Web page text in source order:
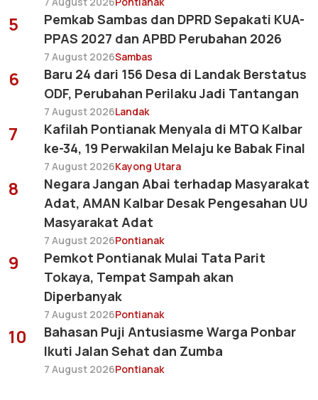
5
Pemkab Sambas dan DPRD Sepakati KUA-
PPAS 2027 dan APBD Perubahan 2026
7 August 2026Sambas
6
Baru 24 dari 156 Desa di Landak Berstatus
ODF, Perubahan Perilaku Jadi Tantangan
7 August 2026Landak
7
Kafilah Pontianak Menyala di MTQ Kalbar
ke-34, 19 Perwakilan Melaju ke Babak Final
7 August 2026Kayong Utara
8
Negara Jangan Abai terhadap Masyarakat
Adat, AMAN Kalbar Desak Pengesahan UU
Masyarakat Adat
7 August 2026Pontianak
9
Pemkot Pontianak Mulai Tata Parit
Tokaya, Tempat Sampah akan
Diperbanyak
7 August 2026Pontianak
10
Bahasan Puji Antusiasme Warga Ponbar
Ikuti Jalan Sehat dan Zumba
7 August 2026Pontianak